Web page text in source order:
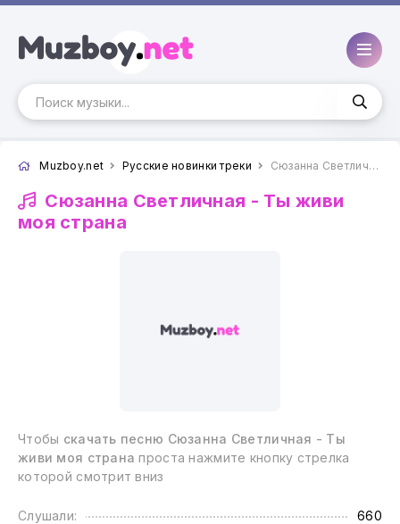
Muzboy.net Русские новинки треки Сюзанна Светличная - Ты живи моя страна
Сюзанна Светличная - Ты живи
моя страна
Чтобы скачать песню Сюзанна Светличная - Ты
живи моя страна проста нажмите кнопку стрелка
которой смотрит вниз
Слушали:
660